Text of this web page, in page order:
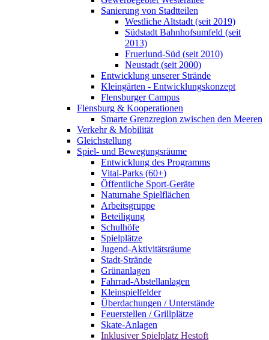
Sanierung von Stadtteilen
Westliche Altstadt (seit 2019)
Südstadt Bahnhofsumfeld (seit
2013)
Fruerlund-Süd (seit 2010)
Neustadt (seit 2000)
Entwicklung unserer Strände
Kleingärten - Entwicklungskonzept
Flensburger Campus
Flensburg & Kooperationen
Smarte Grenzregion zwischen den Meeren
Verkehr & Mobilität
Gleichstellung
Spiel- und Bewegungsräume
Entwicklung des Programms
Vital-Parks (60+)
Öffentliche Sport-Geräte
Naturnahe Spielflächen
Arbeitsgruppe
Beteiligung
Schulhöfe
Spielplätze
Jugend-Aktivitätsräume
Stadt-Strände
Grünanlagen
Fahrrad-Abstellanlagen
Kleinspielfelder
Überdachungen / Unterstände
Feuerstellen / Grillplätze
Skate-Anlagen
Inklusiver Spielplatz Hestoft